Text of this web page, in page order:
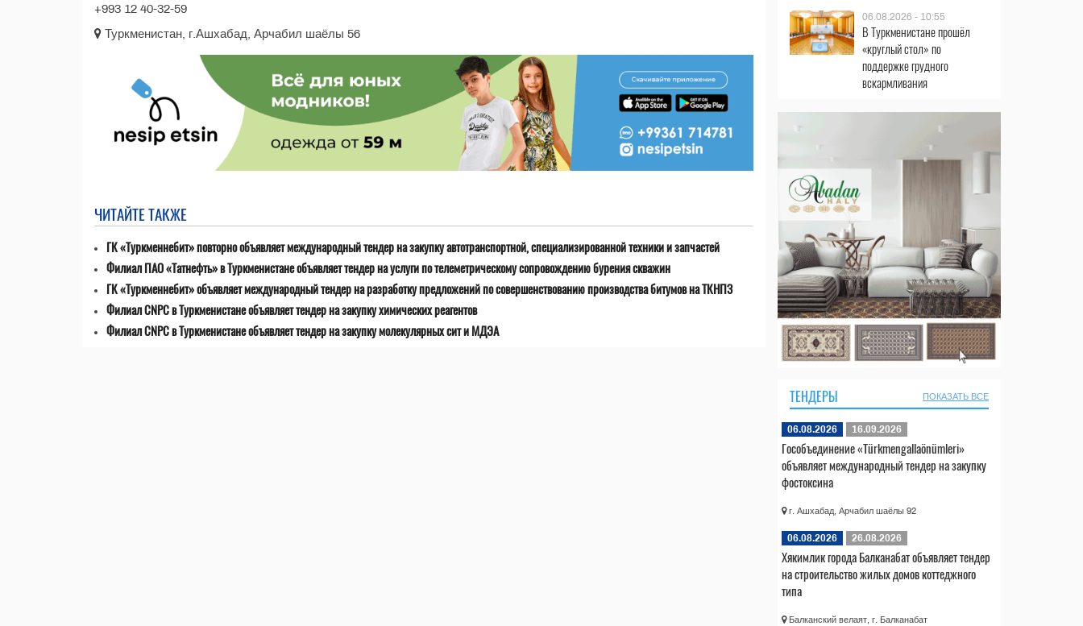
+993 12 40-32-59
Туркменистан, г.Ашхабад, Арчабил шаёлы 56
ЧИТАЙТЕ ТАКЖЕ
ГК «Туркменнебит» повторно объявляет международный тендер на закупку автотранспортной, специализированной техники и запчастей
Филиал ПАО «Татнефть» в Туркменистане объявляет тендер на услуги по телеметрическому сопровождению бурения скважин
ГК «Туркменнебит» объявляет международный тендер на разработку предложений по совершенствованию производства битумов на ТКНПЗ
Филиал CNPC в Туркменистане объявляет тендер на закупку химических реагентов
Филиал CNPC в Туркменистане объявляет тендер на закупку молекулярных сит и МДЭА
06.08.2026 - 10:55
В Туркменистане прошёл
«круглый стол» по
поддержке грудного
вскармливания
ТЕНДЕРЫ ПОКАЗАТЬ ВСЕ
06.08.2026 16.09.2026
Гособъединение «Türkmengallaönümleri»
объявляет международный тендер на закупку
фостоксина
г. Ашхабад, Арчабил шаёлы 92
06.08.2026 26.08.2026
Хякимлик города Балканабат объявляет тендер
на строительство жилых домов коттеджного
типа
Балканский велаят, г. Балканабат